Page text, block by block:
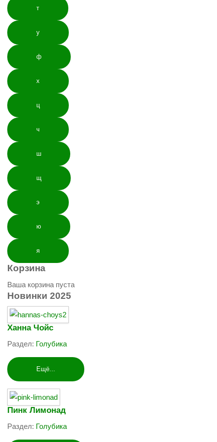
т
у
ф
х
ц
ч
ш
щ
э
ю
я
Корзина
Ваша корзина пуста
Новинки 2025
Ханна Чойс
Раздел: Голубика
Ещё...
Пинк Лимонад
Раздел: Голубика